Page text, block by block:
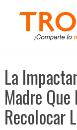
La
Madre
Recolocar